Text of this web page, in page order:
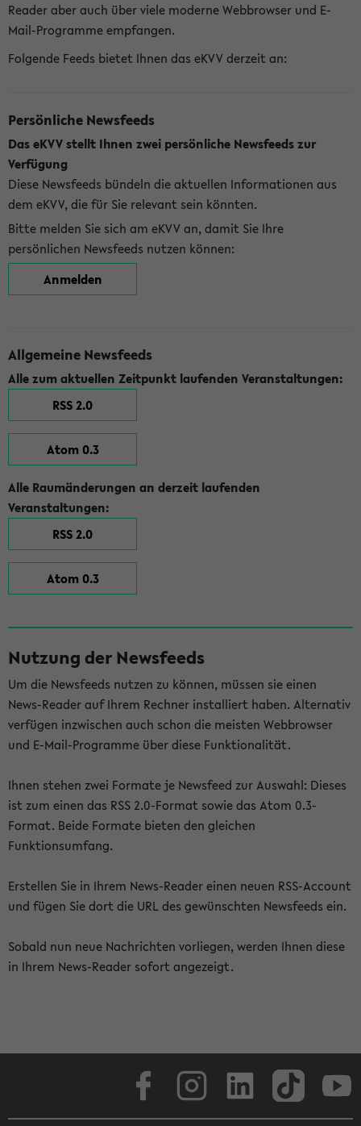
Reader aber auch über viele moderne Webbrowser und E-
Mail-Programme empfangen.
Folgende Feeds bietet Ihnen das eKVV derzeit an:
Persönliche Newsfeeds
Das eKVV stellt Ihnen zwei persönliche Newsfeeds zur
Verfügung
Diese Newsfeeds bündeln die aktuellen Informationen aus
dem eKVV, die für Sie relevant sein könnten.
Bitte melden Sie sich am eKVV an, damit Sie Ihre
persönlichen Newsfeeds nutzen können:
Anmelden
Allgemeine Newsfeeds
Alle zum aktuellen Zeitpunkt laufenden Veranstaltungen:
RSS 2.0
Atom 0.3
Alle Raumänderungen an derzeit laufenden
Veranstaltungen:
RSS 2.0
Atom 0.3
Nutzung der Newsfeeds
Um die Newsfeeds nutzen zu können, müssen sie einen
News-Reader auf Ihrem Rechner installiert haben. Alternativ
verfügen inzwischen auch schon die meisten Webbrowser
und E-Mail-Programme über diese Funktionalität.
Ihnen stehen zwei Formate je Newsfeed zur Auswahl: Dieses
ist zum einen das RSS 2.0-Format sowie das Atom 0.3-
Format. Beide Formate bieten den gleichen
Funktionsumfang.
Erstellen Sie in Ihrem News-Reader einen neuen RSS-Account
und fügen Sie dort die URL des gewünschten Newsfeeds ein.
Sobald nun neue Nachrichten vorliegen, werden Ihnen diese
in Ihrem News-Reader sofort angezeigt.